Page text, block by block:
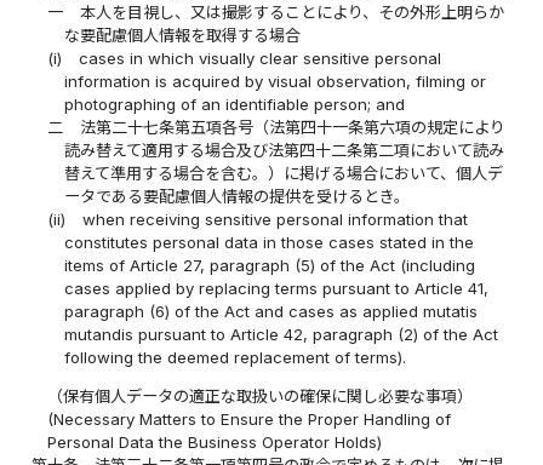
一
本人を目視し、又は撮影することにより、その外形上明らか
な要配慮個人情報を取得する場合
(i)
cases in which visually clear sensitive personal
information is acquired by visual observation, filming or
photographing of an identifiable person; and
二
法第二十七条第五項各号（法第四十一条第六項の規定により
読み替えて適用する場合及び法第四十二条第二項において読み
替えて準用する場合を含む。）に掲げる場合において、個人デ
ータである要配慮個人情報の提供を受けるとき。
(ii)
when receiving sensitive personal information that
constitutes personal data in those cases stated in the
items of Article 27, paragraph (5) of the Act (including
cases applied by replacing terms pursuant to Article 41,
paragraph (6) of the Act and cases as applied mutatis
mutandis pursuant to Article 42, paragraph (2) of the Act
following the deemed replacement of terms).
（保有個人データの適正な取扱いの確保に関し必要な事項）
(Necessary Matters to Ensure the Proper Handling of
Personal Data the Business Operator Holds)